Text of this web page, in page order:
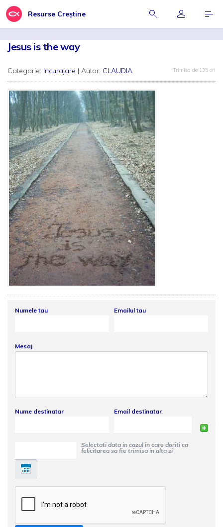
Resurse Creștine
Jesus is the way
Categorie: Incurajare | Autor: CLAUDIA Trimisa de 135 ori
Numele tau Emailul tau
Mesaj
Nume destinatar Email destinatar
Selectati data in cazul in care doriti ca
felicitarea sa fie trimisa in alta zi